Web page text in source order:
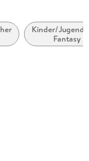
Kinder/
Fantasy